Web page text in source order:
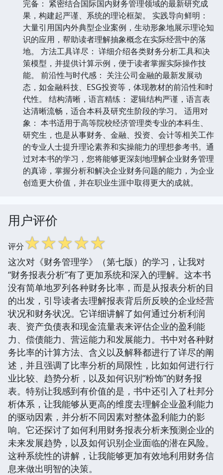
完备： 紧密结合国际国内财务管理领域的最新研究成
果，构建起严谨、系统的理论框架。 实践导向鲜明：
大量引用国内外典型企业案例，生动形象地展示理论知
识的应用，帮助读者理解抽象概念在实际经营中的落
地。 方法工具详尽： 详细介绍各类财务分析工具和决
策模型，并提供计算示例，便于读者掌握实际操作技
能。 前沿性与时代感： 关注公司金融的最新发展动
态，如金融科技、ESG投资等，体现教材的前沿性和时
代性。 结构清晰，语言精练： 逻辑结构严谨，语言表
达清晰流畅，适合本科及研究生阶段的学习。 适用对
象： 本书适用于高等院校经济管理类专业的本科生、
研究生，也是从事财务、金融、投资、会计等相关工作
的专业人士提升理论素养和实操能力的理想参考书。通
过对本书的学习，您将能够更深刻地理解企业财务管理
的真谛，掌握分析和解决企业财务问题的能力，为企业
创造更大价值，并在职业生涯中取得更大的成就。
用户评价
评分☆☆☆☆☆
这次对《财务管理学》（第七版）的学习，让我对
“财务报表分析”有了更加系统和深入的理解。这本书
没有简单地罗列各种财务比率，而是从报表分析的目
的出发，引导读者去理解报表背后所反映的企业经营
状况和财务状况。它详细讲解了如何通过分析利润
表、资产负债表和现金流量表来评估企业的盈利能
力、偿债能力、营运能力和发展能力。书中对各种财
务比率的计算方法、含义以及解释都进行了详尽的阐
述，并且强调了比率分析的局限性，比如如何进行行
业比较、趋势分析，以及如何识别“粉饰”的财务报
表。特别让我感到有价值的是，书中还引入了杜邦分
析体系，让我能够从更高的维度去理解企业盈利能力
的驱动因素，并分析不同因素对整体盈利能力的影
响。它还探讨了如何利用财务报表分析来预测企业的
未来发展趋势，以及如何识别企业面临的潜在风险。
这种系统性的讲解，让我能够更加有效地利用财务信
息来做出明智的决策。